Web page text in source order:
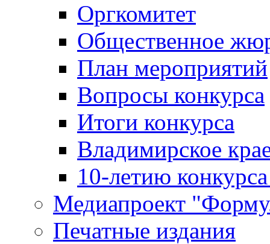
Оргкомитет
Общественное
План мероприятий
Вопросы конкурса
Итоги конкурса
Владимирское
10-летию
Медиапроект
Печатные издания